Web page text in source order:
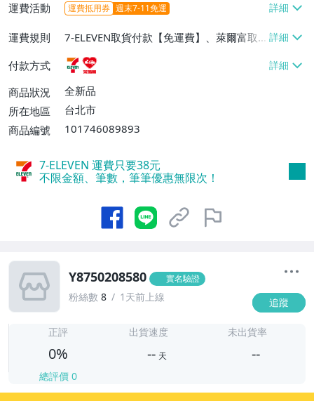
運費活動 運費抵用券 週末7-11免運
運費規則
7-ELEVEN取貨付款【免運費】、萊爾富取
貨付款【免運費】
付款方式
商品狀況
全新品
所在地區
台北市
商品編號
101746089893
7-ELEVEN 運費只要38元
不限金額、筆數，筆筆優惠無限次！
Y8750208580 實名驗證
粉絲數 8 1天前上線 追蹤
正評
0%
總評價 0
出貨速度
-- 天
未出貨率
--